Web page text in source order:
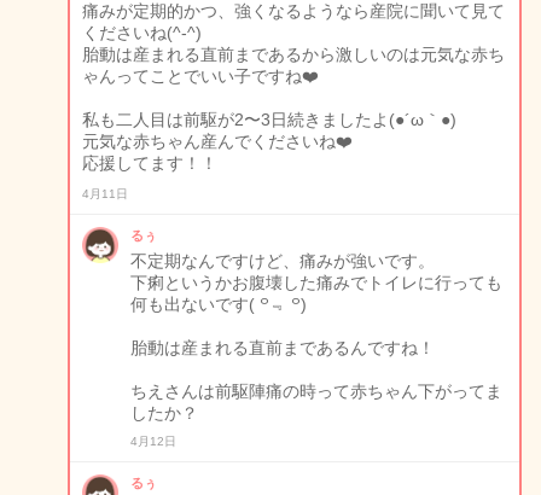
痛みが定期的かつ、強くなるようなら産院に聞いて見て
くださいね(^-^)
胎動は産まれる直前まであるから激しいのは元気な赤ち
ゃんってことでいい子ですね❤️
私も二人目は前駆が2〜3日続きましたよ(●´ω｀●)
元気な赤ちゃん産んでくださいね❤️
応援してます！！
4月11日
るぅ
不定期なんですけど、痛みが強いです。
下痢というかお腹壊した痛みでトイレに行っても
何も出ないです( ꒪﹃ ꒪)
胎動は産まれる直前まであるんですね！
ちえさんは前駆陣痛の時って赤ちゃん下がってま
したか？
4月12日
るぅ